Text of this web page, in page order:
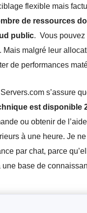
flexible mais
de ressources
public. Vous pouvez
malgré leur
de performances
Servers.com s’assure
est disponible
ou obtenir de
à une heure. Je
par chat, parce
base de